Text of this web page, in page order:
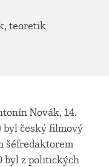
teoretik
Novák, 14.
byl český filmový
šéfredaktorem
byl z politických